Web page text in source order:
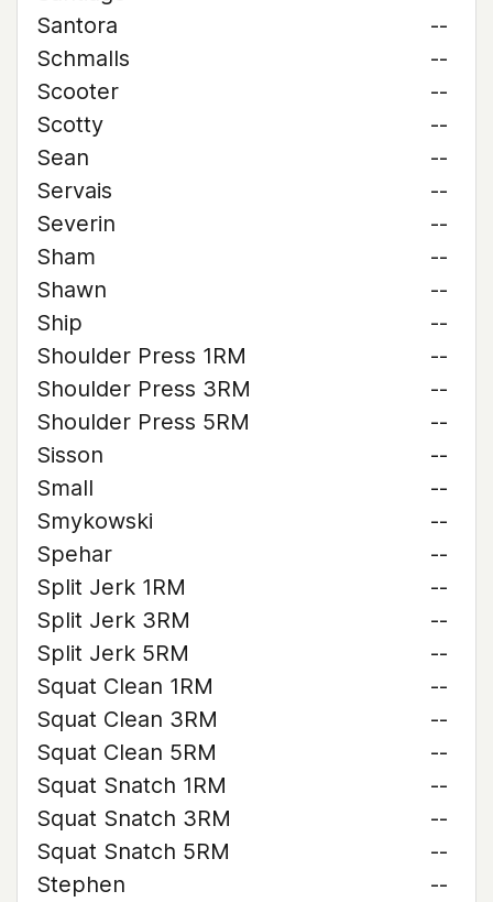
Santora
--
Schmalls
--
Scooter
--
Scotty
--
Sean
--
Servais
--
Severin
--
Sham
--
Shawn
--
Ship
--
Shoulder Press 1RM
--
Shoulder Press 3RM
--
Shoulder Press 5RM
--
Sisson
--
Small
--
Smykowski
--
Spehar
--
Split Jerk 1RM
--
Split Jerk 3RM
--
Split Jerk 5RM
--
Squat Clean 1RM
--
Squat Clean 3RM
--
Squat Clean 5RM
--
Squat Snatch 1RM
--
Squat Snatch 3RM
--
Squat Snatch 5RM
--
Stephen
--